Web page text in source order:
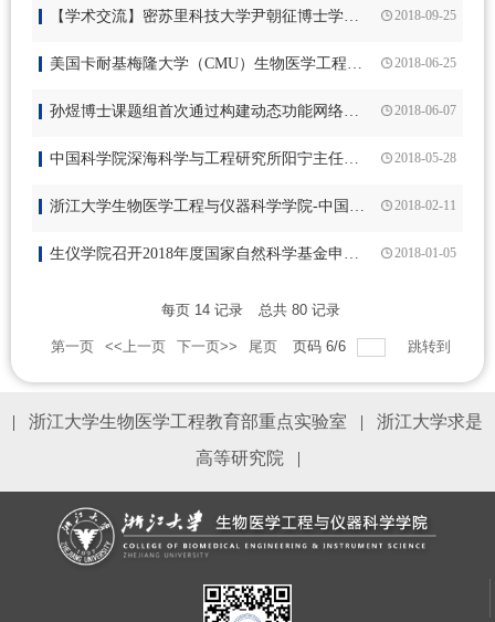
2018-09-25
【学术交流】密苏里科技大学尹朝征博士学术报告会
2018-06-25
2018-06-07
孙煜博士课题组首次通过构建动态功能网络揭示了精神分裂症的异常动态功能连接重组
2018-05-28
中国科学院深海科学与工程研究所阳宁主任一行访问生仪学院
2018-02-11
2018-01-05
每页 14 记录 总共 80 记录
第一页 <<上一页 下一页>> 尾页 页码 6/6 跳转到
| 浙江大学生物医学工程教育部重点实验室 |
浙江大学求是
高等研究院
|